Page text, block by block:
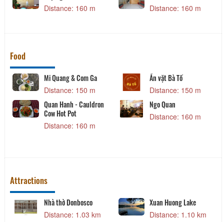
Distance: 160 m Distance: 160 m
Food
Mi Quang & Com Ga
Distance: 150 m
Ăn vặt Bà Tố
Distance: 150 m
Quan Hanh - Cauldron
Cow Hot Pot
Distance: 160 m
Ngo Quan
Distance: 160 m
Attractions
Nhà thờ Donbosco
Distance: 1.03 km
Xuan Huong Lake
Distance: 1.10 km